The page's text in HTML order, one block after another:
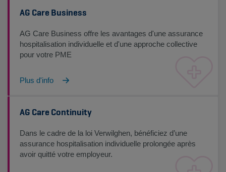
AG Care Business
AG Care Business offre les avantages d'une assurance
hospitalisation individuelle et d'une approche collective
pour votre PME
Plus d'info
AG Care Continuity
Dans le cadre de la loi Verwilghen, bénéficiez d’une
assurance hospitalisation individuelle prolongée après
avoir quitté votre employeur.